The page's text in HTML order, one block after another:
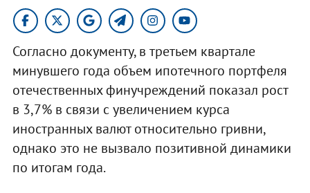
Согласно документу, в третьем квартале
минувшего года объем ипотечного портфеля
отечественных финучреждений показал рост
в 3,7% в связи с увеличением курса
иностранных валют относительно гривни,
однако это не вызвало позитивной динамики
по итогам года.